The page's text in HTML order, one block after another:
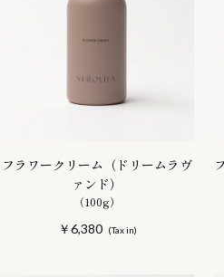
フラワークリーム（ドリームラヴ
ァンド）
（100g）
￥6,380